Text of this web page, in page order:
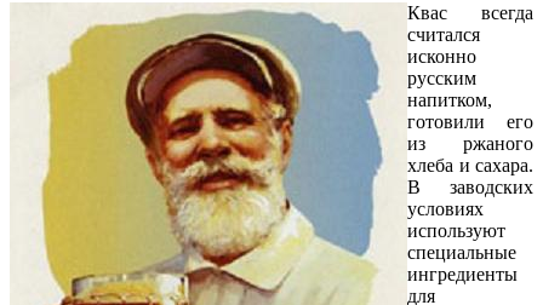
Квас всегда
считался
исконно
русским
напитком,
готовили его
из ржаного
хлеба и сахара.
В заводских
условиях
используют
специальные
ингредиенты
для